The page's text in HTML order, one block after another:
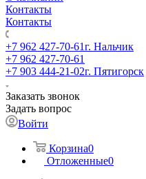
Контакты
Контакты
+7 962 427-70-61г. Нальчик
+7 962 427-70-61
+7 903 444-21-02г. Пятигорск
Заказать звонок
Задать вопрос
Войти
Корзина0
Отложенные0